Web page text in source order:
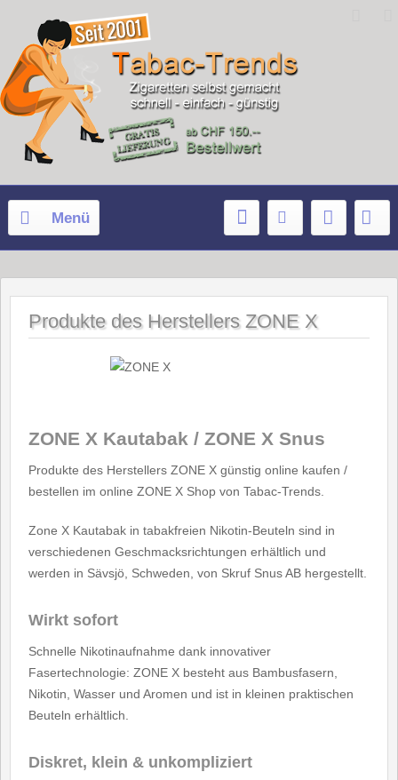
Menü
Produkte des Herstellers ZONE X
ZONE X Kautabak / ZONE X Snus
Produkte des Herstellers ZONE X günstig online kaufen /
bestellen im online ZONE X Shop von Tabac-Trends.
Zone X Kautabak in tabakfreien Nikotin-Beuteln sind in
verschiedenen Geschmacksrichtungen erhältlich und
werden in Sävsjö, Schweden, von Skruf Snus AB hergestellt.
Wirkt sofort
Schnelle Nikotinaufnahme dank innovativer
Fasertechnologie: ZONE X besteht aus Bambusfasern,
Nikotin, Wasser und Aromen und ist in kleinen praktischen
Beuteln erhältlich.
Diskret, klein & unkompliziert